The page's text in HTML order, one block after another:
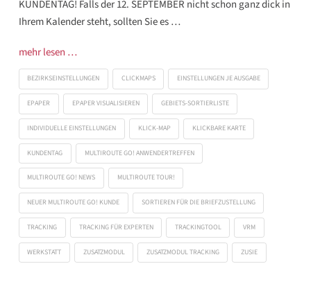
KUNDENTAG! Falls der 12. SEPTEMBER nicht schon ganz dick in
Ihrem Kalender steht, sollten Sie es …
mehr lesen …
BEZIRKSEINSTELLUNGEN CLICKMAPS EINSTELLUNGEN JE AUSGABE
EPAPER EPAPER VISUALISIEREN GEBIETS-SORTIERLISTE
INDIVIDUELLE EINSTELLUNGEN KLICK-MAP KLICKBARE KARTE
KUNDENTAG MULTIROUTE GO! ANWENDERTREFFEN
MULTIROUTE GO! NEWS MULTIROUTE TOUR!
NEUER MULTIROUTE GO! KUNDE SORTIEREN FÜR DIE BRIEFZUSTELLUNG
TRACKING TRACKING FÜR EXPERTEN TRACKINGTOOL VRM
WERKSTATT ZUSATZMODUL ZUSATZMODUL TRACKING ZUSIE